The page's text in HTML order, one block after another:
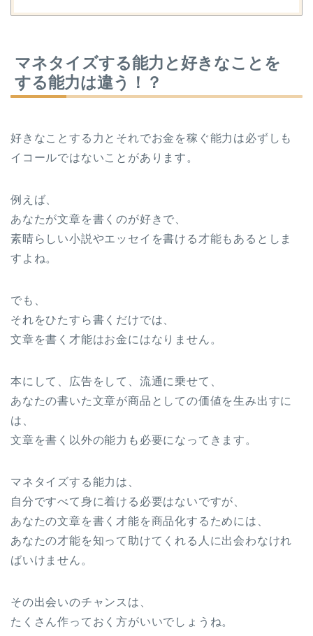
マネタイズする能力と好きなことを
する能力は違う！？
好きなことする力とそれでお金を稼ぐ能力は必ずしも
イコールではないことがあります。
例えば、
あなたが文章を書くのが好きで、
素晴らしい小説やエッセイを書ける才能もあるとしま
すよね。
でも、
それをひたすら書くだけでは、
文章を書く才能はお金にはなりません。
本にして、広告をして、流通に乗せて、
あなたの書いた文章が商品としての価値を生み出すに
は、
文章を書く以外の能力も必要になってきます。
マネタイズする能力は、
自分ですべて身に着ける必要はないですが、
あなたの文章を書く才能を商品化するためには、
あなたの才能を知って助けてくれる人に出会わなけれ
ばいけません。
その出会いのチャンスは、
たくさん作っておく方がいいでしょうね。